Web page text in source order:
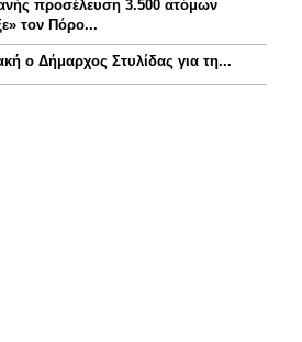
προσέλευση 3.500 ατόμων
τον Πόρο...
ο Δήμαρχος Στυλίδας για τη...